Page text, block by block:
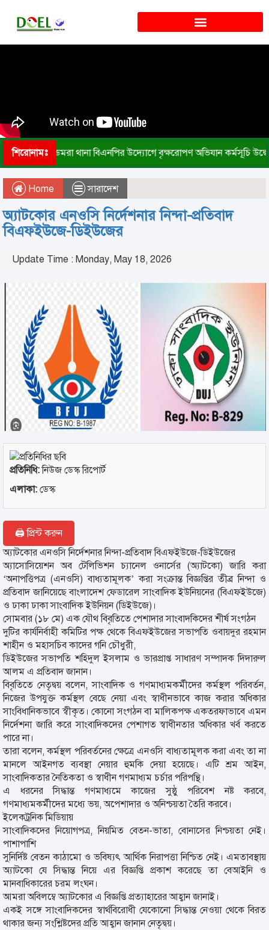
শিরোনামঃ ডেমরা থানা বিএনপির উদ্যোগে বৃক্ষরোপণ অভিযান কর্মসূচি
Home সারাদেশ
অ্যাটকোর এনওসি নির্দেশনার নিন্দা-প্রতিবাদ
বিএফইউজে-ডিইউজের
Update Time : Monday, May 18, 2026
প্রতিনিধি:নিউজ ডেস্ক রিপোর্ট
এলাকা: ডেস্ক
🖨 প্রিন্ট করুন
অ্যাটকোর এনওসি নির্দেশনার নিন্দা-প্রতিবাদ বিএফইউজে-ডিইউজের
অ্যাসোসিয়েশন অব টেলিভিশন চ্যানেল ওনার্সের (অ্যাটকো) জারি করা
‘অনাপত্তিপত্র (এনওসি) বাধ্যতামূলক’ করা সংক্রান্ত বিজ্ঞপ্তির তীব্র নিন্দা ও
প্রতিবাদ জানিয়েছে বাংলাদেশ ফেডারেল সাংবাদিক ইউনিয়নের (বিএফইউজে)
ও ঢাকা ঢাকা সাংবাদিক ইউনিয়ন (ডিইউজে)।
সোমবার (১৮ মে) এক যৌথ বিবৃতিতে পেশাদার সাংবাদকিদের শীর্ষ সংগঠন
দুটির কার্যনির্বাহী কমিটির পক্ষ থেকে বিএফইউজের সভাপতি ওবায়দুর রহমান
শাহীন ও মহাসচিব কাদের গনি চৌধুরী,
ডিইউজের সভাপতি শহিদুল ইসলাম ও ভারপ্রাপ্ত সাধারণ সম্পাদক দিদারুল
আলম এ প্রতিবাদ জানান।
বিবৃতিতে নেতৃদ্বয় বলেন, সাংবাদিক ও গণমাধ্যমকর্মীদের কর্মস্থল পরিবর্তন,
নিজের উপযুক্ত কর্মস্থল বেছে নেয়া এবং স্বাধীনভাবে কাজ করার অধিকার
সাংবিধানিকভাবে স্বীকৃত। কোনো সংগঠন বা মালিকপক্ষ একতরফাভাবে এমন
নির্দেশনা জারি করে সাংবাদিকদের পেশাগত স্বাধীনতার অধিকার খর্ব করতে
পারে না।
তারা বলেন, কর্মস্থল পরিবর্তনের ক্ষেত্রে এনওসি বাধ্যতামূলক করা এবং তা না
মানলে আইনগত ব্যবস্থা নেয়ার হুমকি দেয়া হয়েছে। এটি শ্রম আইন,
সাংবাদিকতার নৈতিকতা ও স্বাধীন গণমাধ্যম চর্চার পরিপন্থি।
এ ধরনের সিদ্ধান্ত গণমাধ্যমে কাজের সুষ্ঠু পরিবেশ নষ্ট করবে,
গণমাধ্যমকর্মীদের মধ্যে ভয়, অপেশাদার ও অনিশ্চয়তা তৈরি করবে।
ইলেকট্রনিক মিডিয়ায়
সাংবাদিকদের নিয়োগপত্র, নিয়মিত বেতন-ভাতা, বোনাসের নিশ্চয়তা নেই।
পাশাপাশি
সুনির্দিষ্ট বেতন কাঠামো ও ভবিষ্যৎ আর্থিক নিরাপত্তা নিশ্চিত নেই। এমতাবস্থায়
অ্যাটকো যে সিদ্ধান্ত নিয়ে এর বিজ্ঞপ্তি প্রকাশ করেছে তা বেআইনি ও
মানবাধিকারের চরম লংঘন।
আমরা অবিলম্বে অ্যাটকোর এ বিজ্ঞপ্তি প্রত্যাহারের আহ্বান জানাই।
একই সঙ্গে সাংবাদিকদের স্বার্থবিরোধী যেকোনো সিদ্ধান্ত নেওয়া থেকে বিরত
থাকার জন্য সংশ্লিষ্টদের প্রতি আহ্বান জানান নেতৃদ্বয়।